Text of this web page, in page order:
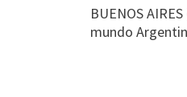
BUENOS
mundo